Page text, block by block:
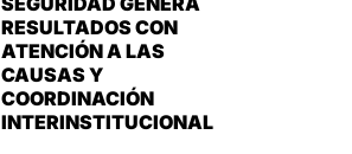
RESULTADOS CON
ATENCIÓN A LAS
CAUSAS Y
COORDINACIÓN
INTERINSTITUCIONAL